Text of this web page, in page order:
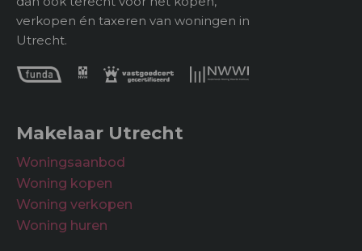
verkopen én taxeren van woningen in
Utrecht.
Makelaar Utrecht
Woningsaanbod
Woning kopen
Woning verkopen
Woning huren